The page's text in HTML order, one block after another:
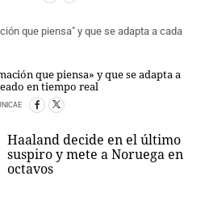
que piensa» y que se adapta a
en tiempo real
Haaland decide en el último
suspiro y mete a Noruega en
octavos